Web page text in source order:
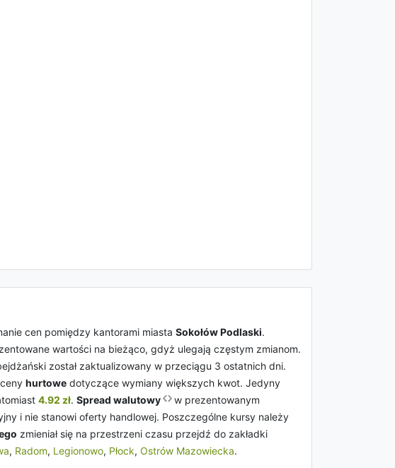
cen pomiędzy kantorami miasta Sokołów Podlaski.
wartości na bieżąco, gdyż ulegają częstym zmianom.
został zaktualizowany w przeciągu 3 ostatnich dni.
hurtowe dotyczące wymiany większych kwot. Jedyny
4.92 zł. Spread walutowy
w prezentowanym
i nie stanowi oferty handlowej. Poszczególne kursy należy
zmieniał się na przestrzeni czasu przejdź do zakładki
, Radom, Legionowo, Płock, Ostrów Mazowiecka.